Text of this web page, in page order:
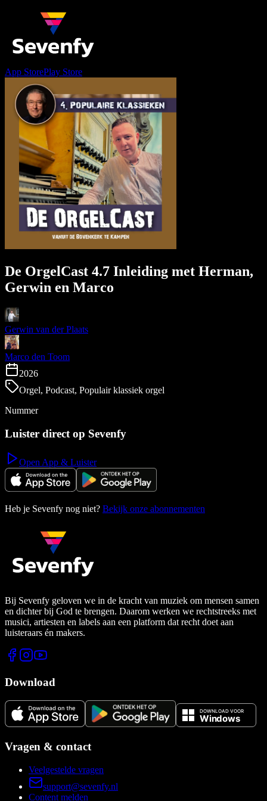
App StorePlay Store
De OrgelCast 4.7 Inleiding met Herman,
Gerwin en Marco
Gerwin van der Plaats
Marco den Toom
2026
Orgel, Podcast, Populair klassiek orgel
Nummer
Luister direct op Sevenfy
Open App & Luister
Heb je Sevenfy nog niet? Bekijk onze abonnementen
Bij Sevenfy geloven we in de kracht van muziek om mensen samen
en dichter bij God te brengen. Daarom werken we rechtstreeks met
musici, artiesten en labels aan een platform dat recht doet aan
luisteraars én makers.
Download
Vragen & contact
Veelgestelde vragen
support@sevenfy.nl
Content melden